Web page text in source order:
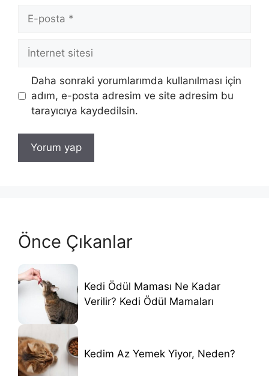
posta
İnternet
sitesi
Daha sonraki yorumlarımda kullanılması için
adım, e-posta adresim ve site adresim bu
tarayıcıya kaydedilsin.
Önce Çıkanlar
Kedi Ödül Maması Ne Kadar
Verilir? Kedi Ödül Mamaları
Kedim Az Yemek Yiyor, Neden?